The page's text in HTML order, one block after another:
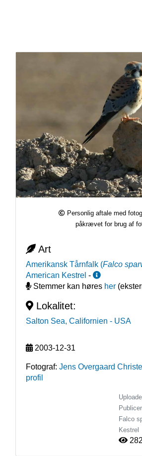
Personlig aftale med
påkrævet for brug af
Art
Amerikansk Tårnfalk (Falco
American Kestrel -
Stemmer kan høres her
Lokalitet:
Salton Sea, Californien - USA
2003-12-31
Fotograf: Jens Overgaard
profil
Falco
Kestrel